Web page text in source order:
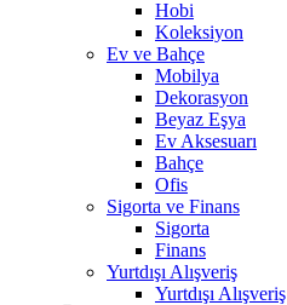
Hobi
Koleksiyon
Ev ve Bahçe
Mobilya
Dekorasyon
Beyaz Eşya
Ev Aksesuarı
Bahçe
Ofis
Sigorta ve Finans
Sigorta
Finans
Yurtdışı Alışveriş
Yurtdışı Alışveriş